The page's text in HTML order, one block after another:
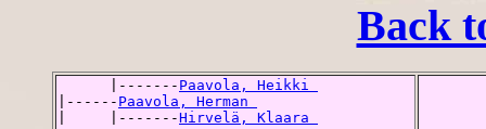
Back
      |-------
Paavola, Heikki
|------ Paavola, Herman
|     |-------Hirvelä, Klaara